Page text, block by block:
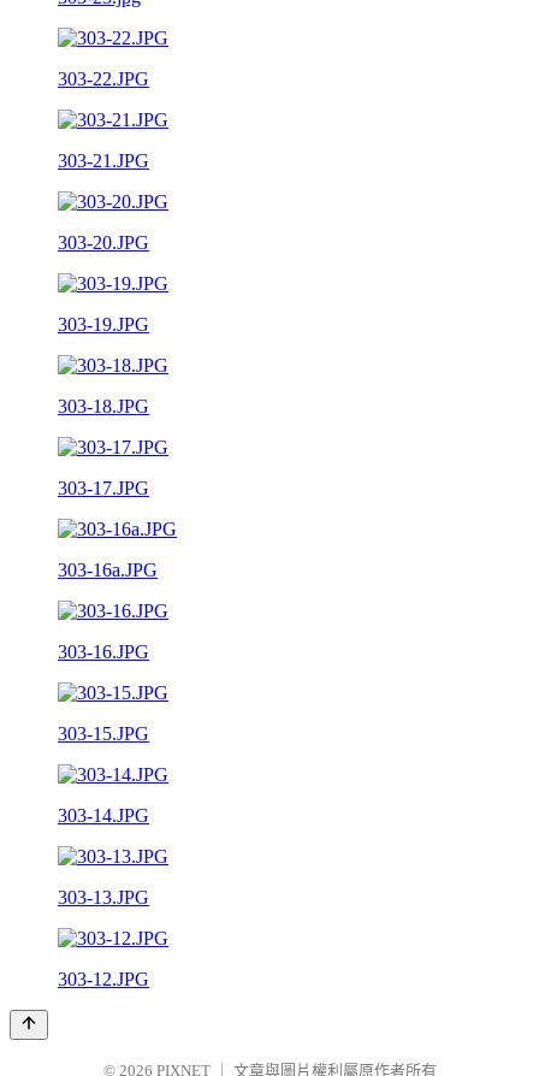
303-22.JPG
303-21.JPG
303-20.JPG
303-19.JPG
303-18.JPG
303-17.JPG
303-16a.JPG
303-16.JPG
303-15.JPG
303-14.JPG
303-13.JPG
303-12.JPG
© 2026 PIXNET 文章與圖片權利屬原作者所有